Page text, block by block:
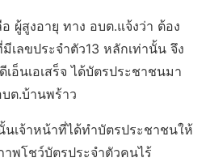
ผู้สูงอายุ ทาง อบต.แจ้งว่า ต้อง
ลขประจำตัว13 หลักเท่านั้น จึง
อ็นเอเสร็จ ได้บัตรประชาชนมา
ต.บ้านพร้าว
นเจ้าหน้าที่ได้ทำบัตรประชาชนให้
พโชว์บัตรประจำตัวคนไร้